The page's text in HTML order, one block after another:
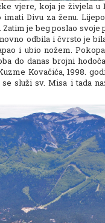
vjere, koja je živjela u
Divu za ženu.
je beg poslao svoje
odbila i čvrsto je
i ubio nožem.
do danas brojni
Kovačića, 1998.
služi sv. Misa i tada